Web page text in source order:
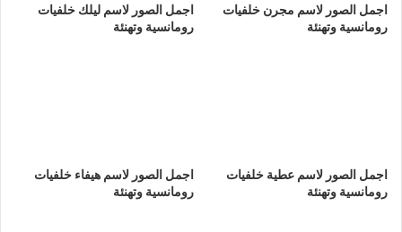
اجمل الصور لاسم مجرن خلفيات
رومانسية وتهنئة
اجمل الصور لاسم ليلك خلفيات
رومانسية وتهنئة
اجمل الصور لاسم عطية خلفيات
رومانسية وتهنئة
اجمل الصور لاسم هيفاء خلفيات
رومانسية وتهنئة